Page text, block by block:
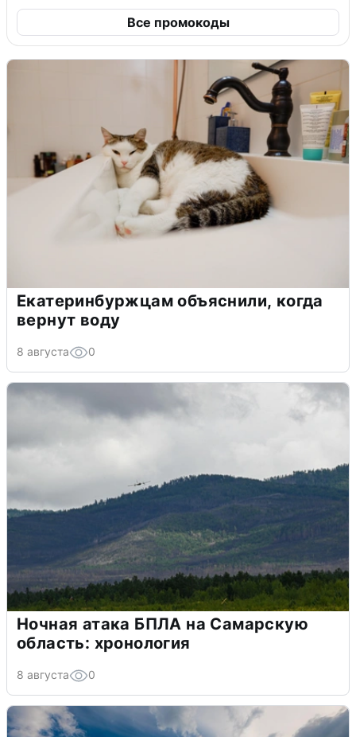
Все промокоды
Екатеринбуржцам объяснили, когда
вернут воду
8 августа 0
Ночная атака БПЛА на Самарскую
область: хронология
8 августа 0